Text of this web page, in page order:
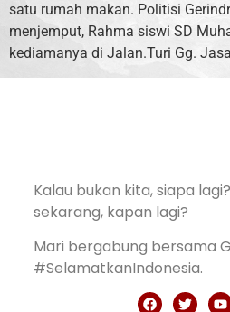
satu rumah makan. Politisi
menjemput, Rahma siswi SD
kediamanya di Jalan.Turi Gg.
Kalau bukan kita, siapa
sekarang, kapan lagi?
Mari bergabung bersama
#SelamatkanIndonesia.